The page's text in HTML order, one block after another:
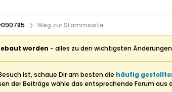
Weg zur Stammsaite
worden - alles zu den wichtigsten
ist, schaue Dir am besten die häufig
der Beiträge wähle das entsprechende Forum aus